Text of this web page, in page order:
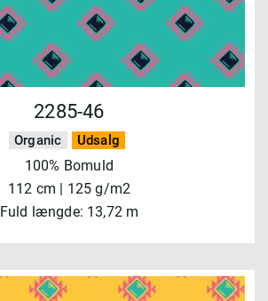
2285-46
Organic Udsalg
100% Bomuld
112 cm | 125 g/m2
Fuld længde: 13,72 m